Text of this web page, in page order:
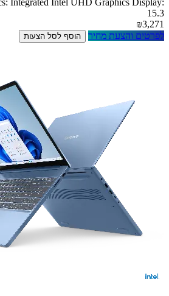
Integrated Intel UHD Graphics Display:
15.3
₪3,271
לפרטים והצעת מחיר
הוסף לסל הצעות